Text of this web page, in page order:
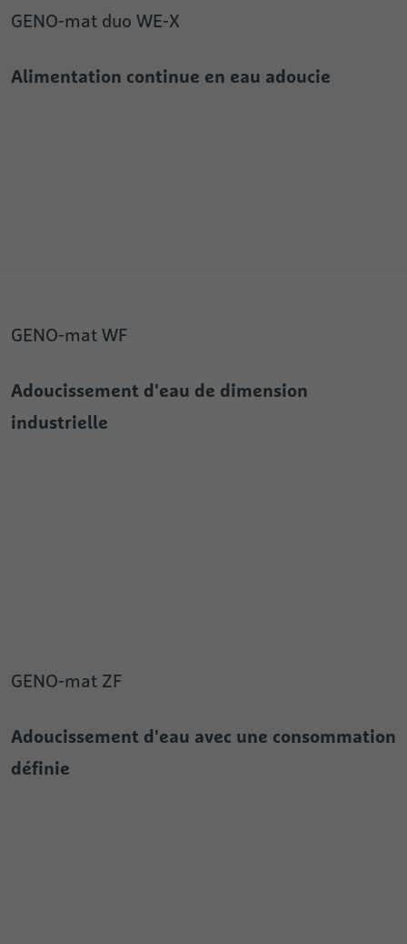
GENO-mat duo WE-X
Alimentation continue en eau adoucie
GENO-mat WF
Adoucissement d'eau de dimension
industrielle
GENO-mat ZF
Adoucissement d'eau avec une consommation
définie